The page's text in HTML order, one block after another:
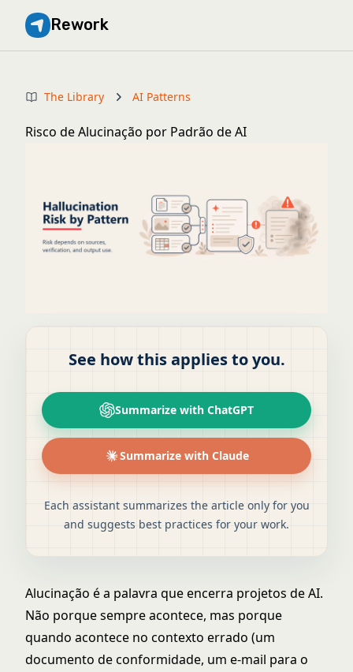
Rework
The Library AI Patterns
Risco de Alucinação por Padrão de AI
See how this applies to you.
Summarize with ChatGPT
Summarize with Claude
Each assistant summarizes the article only for you
and suggests best practices for your work.
Alucinação é a palavra que encerra projetos de AI.
Não porque sempre acontece, mas porque
quando acontece no contexto errado (um
documento de conformidade, um e-mail para o